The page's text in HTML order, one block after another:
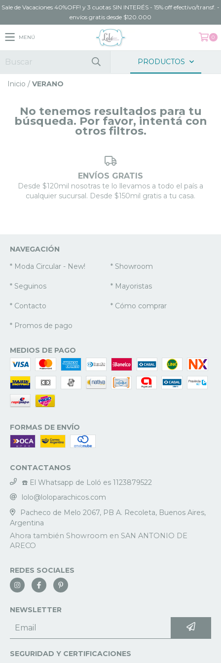
Sale de Vacaciones 40%OFF! y 3 cuotas SIN INTERÉS - 15% off efectivo/transf. -
envíos gratis desde $120.000
MENÚ 0
PRODUCTOS
Inicio / VERANO
No tenemos resultados para tu
búsqueda. Por favor, intentá con
otros filtros.
ENVÍOS GRATIS
Desde $120mil nosotras te lo llevamos a todo el país a
cualquier sucursal. Desde $150mil gratis a tu casa.
NAVEGACIÓN
* Moda Circular - New!
* Showroom
* Seguinos * Mayoristas
* Contacto * Cómo comprar
* Promos de pago
MEDIOS DE PAGO
FORMAS DE ENVÍO
CONTACTANOS
☎️ El Whatsapp de Loló es 1123879522
lolo@loloparachicos.com
Pacheco de Melo 2067, PB A. Recoleta, Buenos Aires,
Argentina
REDES SOCIALES
NEWSLETTER
SEGURIDAD Y CERTIFICACIONES